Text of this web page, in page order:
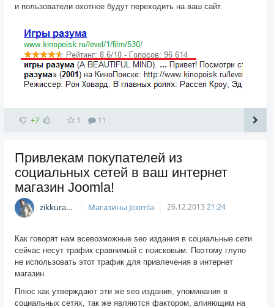
и пользователи охотнее будут переходить на ваш сайт.
+7 1 11
Привлекам покупателей из
социальных сетей в ваш интернет
магазин Joomla!
zikkuratvk Магазины Joomla 26.12.2013 21:24
Как говорят нам всевозможные seo издания в социальные сети
сейчас несут трафик сравнимый с поисковым. Поэтому глупо
не использовать этот трафик для привлечения в интернет
магазин.
Плюс как утверждают эти же seo издания, упоминания в
социальных сетях, так же являются фактором, влияющим на